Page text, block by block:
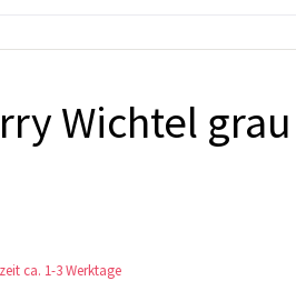
Wichtel grau
ca. 1-3 Werktage